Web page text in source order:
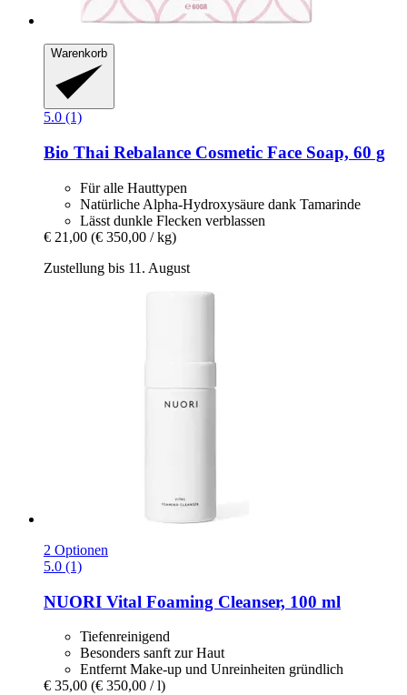
Warenkorb
5.0 (1)
Bio Thai Rebalance Cosmetic Face Soap, 60 g
Für alle Hauttypen
Natürliche Alpha-Hydroxysäure dank Tamarinde
Lässt dunkle Flecken verblassen
€ 21,00 (€ 350,00 / kg)
Zustellung bis 11. August
2 Optionen
5.0 (1)
NUORI Vital Foaming Cleanser, 100 ml
Tiefenreinigend
Besonders sanft zur Haut
Entfernt Make-up und Unreinheiten gründlich
€ 35,00 (€ 350,00 / l)